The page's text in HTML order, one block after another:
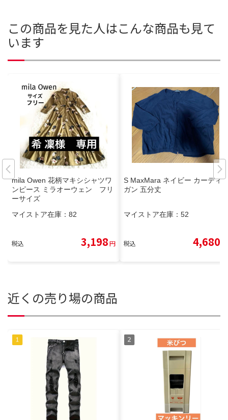
この商品を見た人はこんな商品も見て
います
mila Owen 花柄マキシシャツワ
ンピース ミラオーウェン フリ
ーサイズ
マイストア在庫： 82
税込 3,198円
S MaxMara ネイビー カーディ
ガン 五分丈
マイストア在庫： 52
税込 4,680
近くの売り場の商品